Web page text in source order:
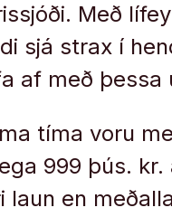
Með
sjá strax í
af með
tíma voru
999 þús.
laun en